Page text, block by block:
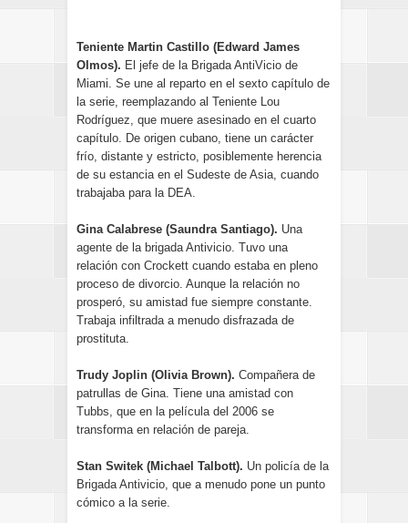
Teniente Martin Castillo (Edward James
Olmos). El jefe de la Brigada AntiVicio de
Miami. Se une al reparto en el sexto capítulo de
la serie, reemplazando al Teniente Lou
Rodríguez, que muere asesinado en el cuarto
capítulo. De origen cubano, tiene un carácter
frío, distante y estricto, posiblemente herencia
de su estancia en el Sudeste de Asia, cuando
trabajaba para la DEA.
Gina Calabrese (Saundra Santiago). Una
agente de la brigada Antivicio. Tuvo una
relación con Crockett cuando estaba en pleno
proceso de divorcio. Aunque la relación no
prosperó, su amistad fue siempre constante.
Trabaja infiltrada a menudo disfrazada de
prostituta.
Trudy Joplin (Olivia Brown). Compañera de
patrullas de Gina. Tiene una amistad con
Tubbs, que en la película del 2006 se
transforma en relación de pareja.
Stan Switek (Michael Talbott). Un policía de la
Brigada Antivicio, que a menudo pone un punto
cómico a la serie.